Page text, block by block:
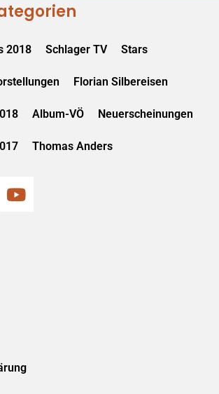
2018 Schlager TV Stars
Florian Silbereisen
Album-VÖ Neuerscheinungen
Thomas Anders